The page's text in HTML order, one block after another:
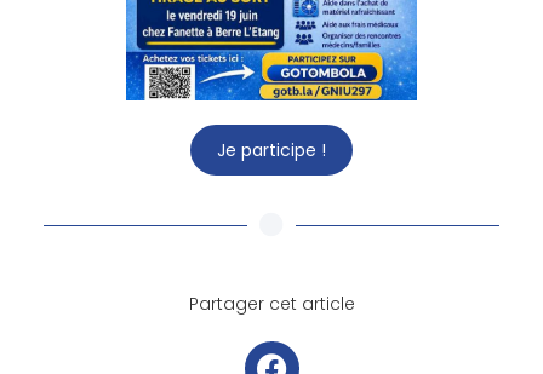
Je participe !
Partager cet article